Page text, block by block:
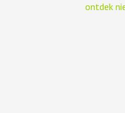
ontdek